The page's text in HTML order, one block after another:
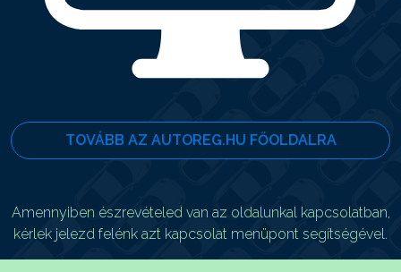
TOVÁBB AZ AUTOREG.HU FŐOLDALRA
Amennyiben észrevételed van az oldalunkal kapcsolatban,
kérlek jelezd felénk azt kapcsolat menüpont segítségével.